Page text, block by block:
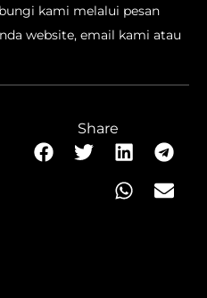
kami melalui pesan
website, email kami atau
Share